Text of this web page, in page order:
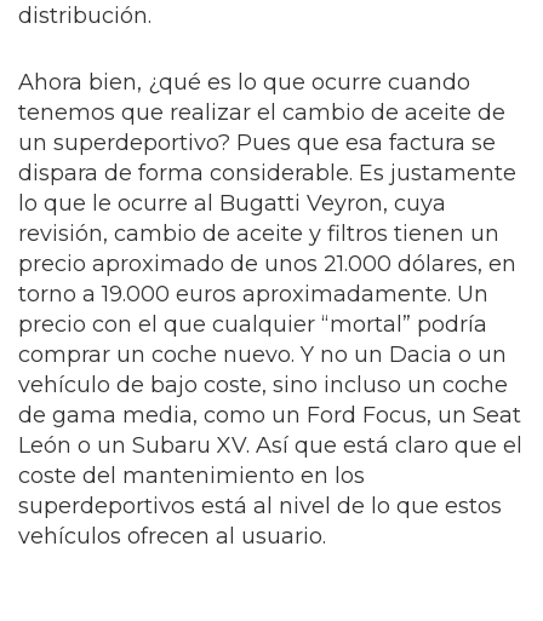
distribución.
Ahora bien, ¿qué es lo que ocurre cuando
tenemos que realizar el cambio de aceite de
un superdeportivo? Pues que esa factura se
dispara de forma considerable. Es justamente
lo que le ocurre al Bugatti Veyron, cuya
revisión, cambio de aceite y filtros tienen un
precio aproximado de unos 21.000 dólares, en
torno a 19.000 euros aproximadamente. Un
precio con el que cualquier “mortal” podría
comprar un coche nuevo. Y no un Dacia o un
vehículo de bajo coste, sino incluso un coche
de gama media, como un Ford Focus, un Seat
León o un Subaru XV. Así que está claro que el
coste del mantenimiento en los
superdeportivos está al nivel de lo que estos
vehículos ofrecen al usuario.